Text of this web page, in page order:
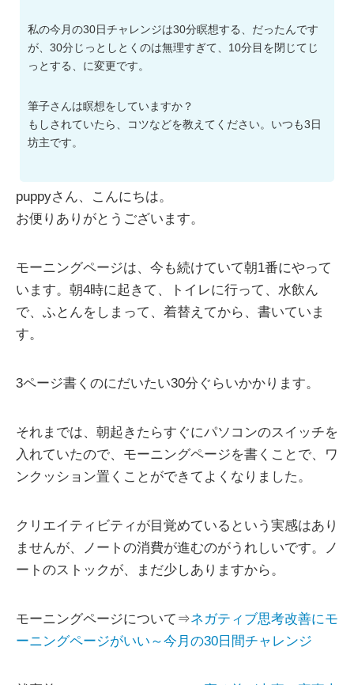
私の今月の30日チャレンジは30分瞑想する、だったんです
が、30分じっとしとくのは無理すぎて、10分目を閉じてじ
っとする、に変更です。
筆子さんは瞑想をしていますか？
もしされていたら、コツなどを教えてください。いつも3日
坊主です。
puppyさん、こんにちは。
お便りありがとうございます。
モーニングページは、今も続けていて朝1番にやって
います。朝4時に起きて、トイレに行って、水飲ん
で、ふとんをしまって、着替えてから、書いていま
す。
3ページ書くのにだいたい30分ぐらいかかります。
それまでは、朝起きたらすぐにパソコンのスイッチを
入れていたので、モーニングページを書くことで、ワ
ンクッション置くことができてよくなりました。
クリエイティビティが目覚めているという実感はあり
ませんが、ノートの消費が進むのがうれしいです。ノ
ートのストックが、まだ少しありますから。
モーニングページについて⇒ネガティブ思考改善にモ
ーニングページがいい～今月の30日間チャレンジ